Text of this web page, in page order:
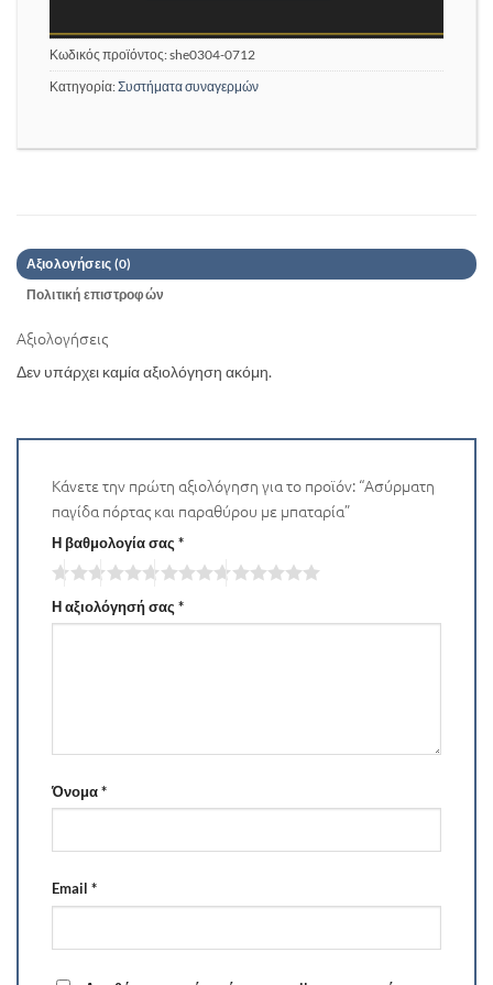
Κωδικός προϊόντος:she0304-0712
Κατηγορία:Συστήματα συναγερμών
Αξιολογήσεις (0)
Πολιτική επιστροφών
Αξιολογήσεις
Δεν υπάρχει καμία αξιολόγηση ακόμη.
Κάνετε την πρώτη αξιολόγηση για το προϊόν: “Ασύρματη
παγίδα πόρτας και παραθύρου με μπαταρία”
Η βαθμολογία σας *
Η αξιολόγησή σας *
Όνομα*
Email *